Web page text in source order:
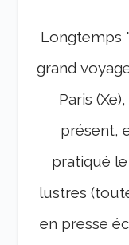
Longtemps
grand
Paris
présent,
pratiqué
lustres
en presse